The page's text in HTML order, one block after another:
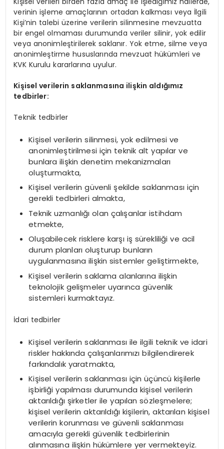
verinin işleme amaçlarının ortadan kalkması veya İlgili
Kişi’nin talebi üzerine verilerin silinmesine mevzuatta
bir engel olmaması durumunda veriler silinir, yok edilir
veya anonimleştirilerek saklanır. Yok etme, silme veya
anonimleştirme hususlarında mevzuat hükümleri ve
KVK Kurulu kararlarına uyulur.
Kişisel verilerin saklanmasına ilişkin aldığımız
tedbirler:
Teknik tedbirler
Kişisel verilerin silinmesi, yok edilmesi ve
anonimleştirilmesi için teknik alt yapılar ve
bunlara ilişkin denetim mekanizmaları
oluşturmakta,
Kişisel verilerin güvenli şekilde saklanması için
gerekli tedbirleri almakta,
Teknik uzmanlığı olan çalışanlar istihdam
etmekte,
Oluşabilecek risklere karşı iş sürekliliği ve acil
durum planları oluşturup bunların
uygulanmasına ilişkin sistemler geliştirmekte,
Kişisel verilerin saklama alanlarına ilişkin
teknolojik gelişmeler uyarınca güvenlik
sistemleri kurmaktayız.
İdari tedbirler
Kişisel verilerin saklanması ile ilgili teknik ve idari
riskler hakkında çalışanlarımızı bilgilendirerek
farkındalık yaratmakta,
Kişisel verilerin saklanması için üçüncü kişilerle
işbirliği yapılması durumunda kişisel verilerin
aktarıldığı şirketler ile yapılan sözleşmelere;
kişisel verilerin aktarıldığı kişilerin, aktarılan kişisel
verilerin korunması ve güvenli saklanması
amacıyla gerekli güvenlik tedbirlerinin
alınmasına ilişkin hükümlere yer vermekteyiz.